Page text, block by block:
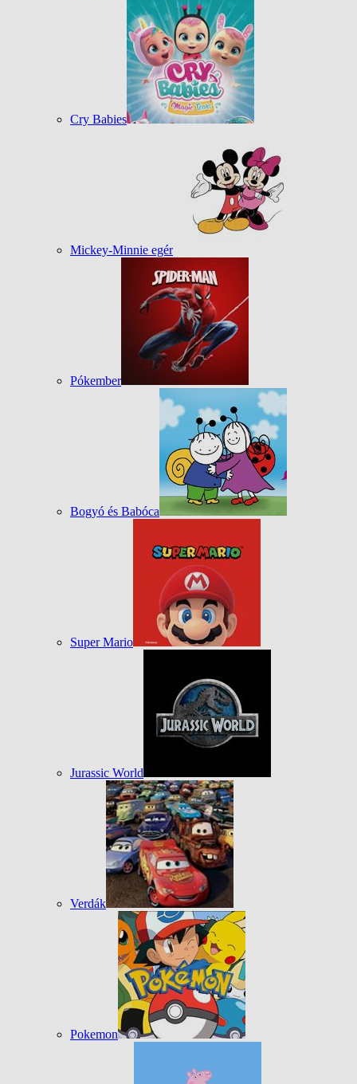
Cry Babies
Mickey-Minnie egér
Pókember
Bogyó és Babóca
Super Mario
Jurassic World
Verdák
Pokemon